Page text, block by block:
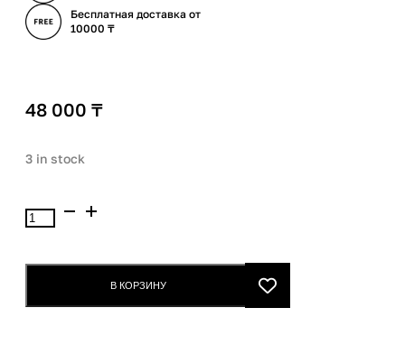
Бесплатная доставка от
10000 ₸
48 000 ₸
3 in stock
Babor
skinovage
В КОРЗИНУ